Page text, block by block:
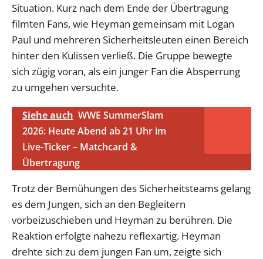
Situation. Kurz nach dem Ende der Übertragung
filmten Fans, wie Heyman gemeinsam mit Logan
Paul und mehreren Sicherheitsleuten einen Bereich
hinter den Kulissen verließ. Die Gruppe bewegte
sich zügig voran, als ein junger Fan die Absperrung
zu umgehen versuchte.
Siehe auch WWE SummerSlam
2026: Heute Abend ab 21 Uhr im
Live-Ticker – Matchcard &
Übertragung
Trotz der Bemühungen des Sicherheitsteams gelang
es dem Jungen, sich an den Begleitern
vorbeizuschieben und Heyman zu berühren. Die
Reaktion erfolgte nahezu reflexartig. Heyman
drehte sich zu dem jungen Fan um, zeigte sich